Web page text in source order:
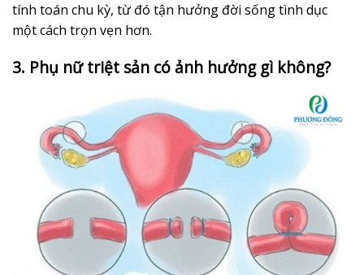
tính toán chu kỳ, từ đó tận hưởng đời sống tình dục
một cách trọn vẹn hơn.
3. Phụ nữ triệt sản có ảnh hưởng gì không?